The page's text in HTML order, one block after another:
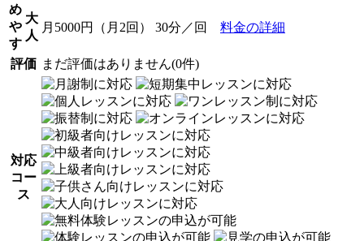
め
や
す
大
人
月5000円（月2回） 30分／回 料金の詳細
評価 まだ評価はありません(0件)
対応
コー
ス